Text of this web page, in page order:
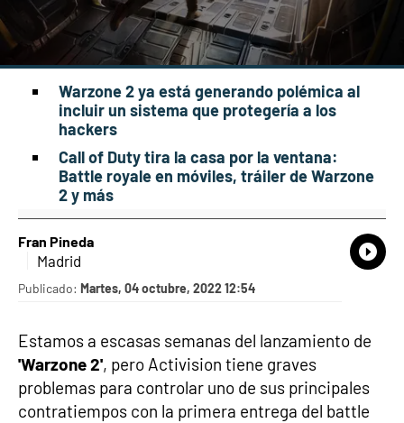
Warzone 2 ya está generando polémica al
incluir un sistema que protegería a los
hackers
Call of Duty tira la casa por la ventana:
Battle royale en móviles, tráiler de Warzone
2 y más
Fran Pineda
Madrid
Publicado: Martes, 04 octubre, 2022 12:54
Estamos a escasas semanas del lanzamiento de
'Warzone 2', pero Activision tiene graves
problemas para controlar uno de sus principales
contratiempos con la primera entrega del battle